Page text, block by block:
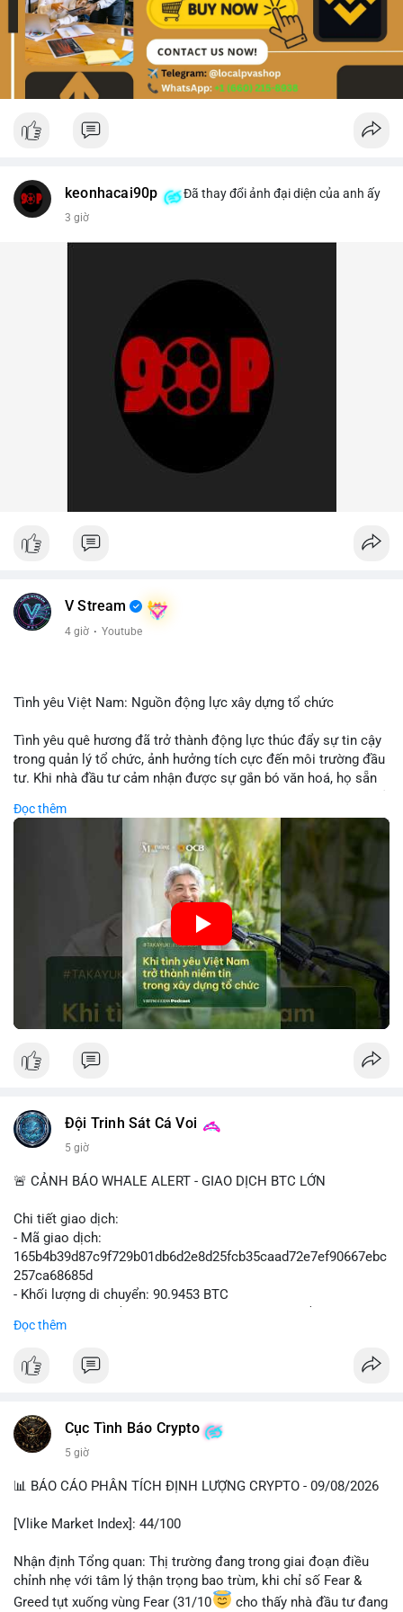
keonhacai90p Đã thay đổi ảnh đại diện của anh ấy
3 giờ
V Stream
4 giờ · Youtube
Tình yêu Việt Nam: Nguồn động lực xây dựng tổ chức
Tình yêu quê hương đã trở thành động lực thúc đẩy sự tin cậy
trong quản lý tổ chức, ảnh hưởng tích cực đến môi trường đầu
tư. Khi nhà đầu tư cảm nhận được sự gắn bó văn hoá, họ sẵn
các công ty blockchain và tiền mã hoá. Sự tăng cường niềm
tin này giúp giảm rủi ro thị trường, cải thiện chi phí vốn và thúc
đẩy sự phát triển bền vững của ngành công nghệ tài chính. Các
nhà quản lý cần khai thác tinh thần này để xây dựng chiến lược
phát triển bền vững và thu hút vốn đầu tư.
🎥 Xem video trực tiếp tại:
Nguồn: VIETSUCCESS
Đọc thêm
Đội Trinh Sát Cá Voi
5 giờ
🚨 CẢNH BÁO WHALE ALERT - GIAO DỊCH BTC LỚN
Chi tiết giao dịch:
- Mã giao dịch:
165b4b39d87c9f729b01db6d2e8d25fcb35caad72e7ef90667ebc
257ca68685d
- Khối lượng di chuyển: 90.9453 BTC
USD)
triệu USD, được chuyển trong một giao dịch duy nhất cho thấy
chủ thể có quy mô tài chính lớn. Nếu điểm đến là ví sàn giao
ngắn hạn. Ngược lại, nếu dòng tiền đổ về ví lạnh hoặc ví tự
giảm thiểu rủi ro sàn. Việc thiếu thông tin địa chỉ nguồn/đích
xác nhận tiếp theo để xác định xu hướng dòng tiền lớn trước
khi hành động.
Đọc thêm
Cục Tình Báo Crypto
5 giờ
📊 BÁO CÁO PHÂN TÍCH ĐỊNH LƯỢNG CRYPTO - 09/08/2026
[Vlike Market Index]: 44/100
Nhận định Tổng quan: Thị trường đang trong giai đoạn điều
chỉnh nhẹ với tâm lý thận trọng bao trùm, khi chỉ số Fear &
Greed tụt xuống vùng Fear (31/10
cho thấy nhà đầu tư đang